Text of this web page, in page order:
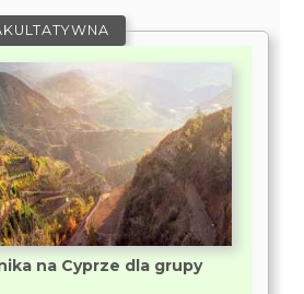
na Cyprze dla grupy